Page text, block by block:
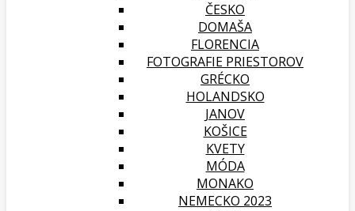
ČESKO
DOMAŠA
FLORENCIA
FOTOGRAFIE PRIESTOROV
GRÉCKO
HOLANDSKO
JANOV
KOŠICE
KVETY
MÓDA
MONAKO
NEMECKO 2023